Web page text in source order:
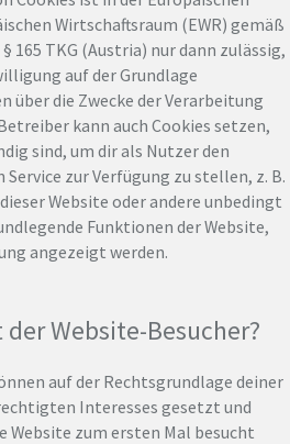
Wirtschaftsraum (EWR) gemäß
165 TKG (Austria) nur dann zulässig,
auf der Grundlage
die Zwecke der Verarbeitung
kann auch Cookies setzen,
sind, um dir als Nutzer den
zur Verfügung zu stellen, z. B.
Website oder andere unbedingt
Funktionen der Website,
angezeigt werden.
Website-Besucher?
auf der Rechtsgrundlage deiner
Interesses gesetzt und
Website zum ersten Mal besucht